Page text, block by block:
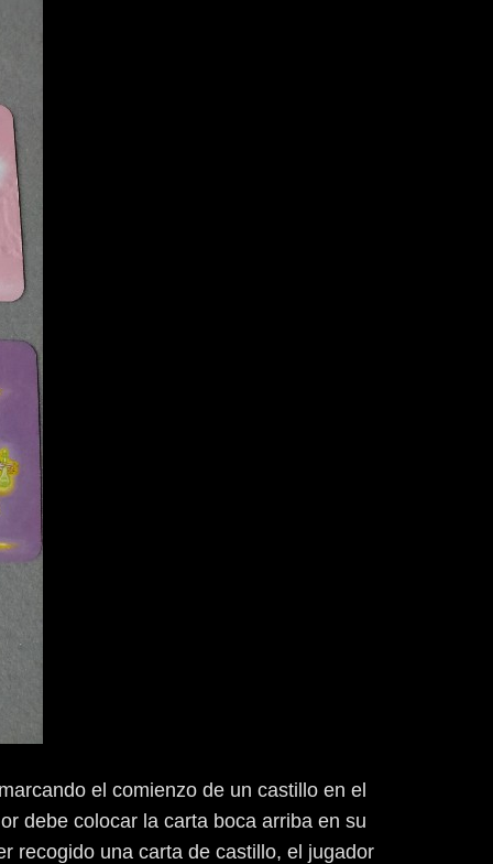
el comienzo de un castillo en el
debe colocar la carta boca arriba en su
recogido una carta de castillo, el jugador